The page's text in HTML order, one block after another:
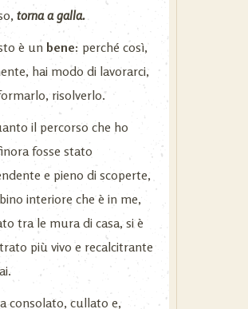
torna a galla.
è un bene: perché così,
hai modo di lavorarci,
risolverlo.
il percorso che ho
fosse stato
e pieno di scoperte,
interiore che è in me,
tra le mura di casa, si è
più vivo e recalcitrante
consolato, cullato e,